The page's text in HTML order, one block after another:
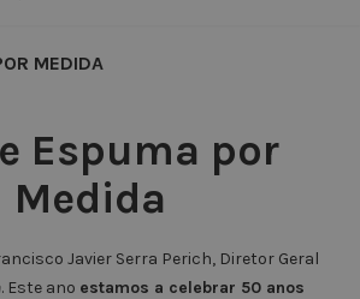
MEDIDA
Espuma por
Medida
Javier Serra Perich, Diretor Geral
. Este ano estamos a celebrar 50 anos